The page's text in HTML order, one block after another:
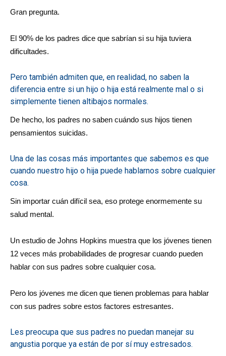
Gran pregunta.
El 90% de los padres dice que sabrían si su hija tuviera
dificultades.
Pero también admiten que, en realidad, no saben la
diferencia entre si un hijo o hija está realmente mal o si
simplemente tienen altibajos normales.
De hecho, los padres no saben cuándo sus hijos tienen
pensamientos suicidas.
Una de las cosas más importantes que sabemos es que
cuando nuestro hijo o hija puede hablarnos sobre cualquier
cosa.
Sin importar cuán difícil sea, eso protege enormemente su
salud mental.
Un estudio de Johns Hopkins muestra que los jóvenes tienen
12 veces más probabilidades de progresar cuando pueden
hablar con sus padres sobre cualquier cosa.
Pero los jóvenes me dicen que tienen problemas para hablar
con sus padres sobre estos factores estresantes.
Les preocupa que sus padres no puedan manejar su
angustia porque ya están de por sí muy estresados.